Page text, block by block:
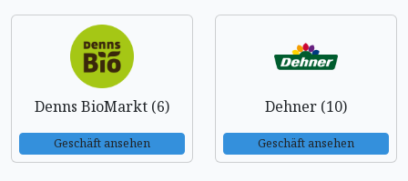
Denns BioMarkt (6)
Geschäft ansehen
Dehner (10)
Geschäft ansehen